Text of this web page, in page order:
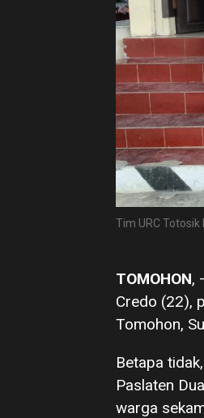
Tim URC
TOMOHON,
Credo (22),
Tomohon,
Betapa
Paslaten
warga